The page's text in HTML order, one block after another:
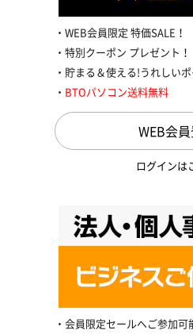
WEB会員限定 特価SALE！
特別クーポン プレゼント！
貯まる＆使える!うれしい
BTOパソコン送料無料
WEB会
ログインは
会員限定セールへご参加可